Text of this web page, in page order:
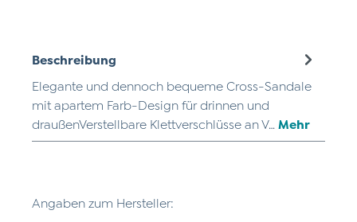
Beschreibung
Elegante und dennoch bequeme Cross-Sandale
mit apartem Farb-Design für drinnen und
draußenVerstellbare Klettverschlüsse an V… Mehr
Angaben zum Hersteller: